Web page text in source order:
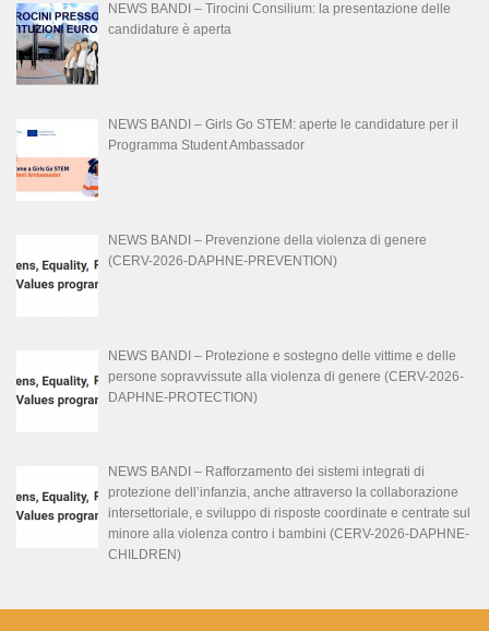
NEWS BANDI – Tirocini Consilium: la presentazione delle
candidature è aperta
NEWS BANDI – Girls Go STEM: aperte le candidature per il
Programma Student Ambassador
NEWS BANDI – Prevenzione della violenza di genere
(CERV-2026-DAPHNE-PREVENTION)
NEWS BANDI – Protezione e sostegno delle vittime e delle
persone sopravvissute alla violenza di genere (CERV-2026-
DAPHNE-PROTECTION)
NEWS BANDI – Rafforzamento dei sistemi integrati di
protezione dell’infanzia, anche attraverso la collaborazione
intersettoriale, e sviluppo di risposte coordinate e centrate sul
minore alla violenza contro i bambini (CERV-2026-DAPHNE-
CHILDREN)